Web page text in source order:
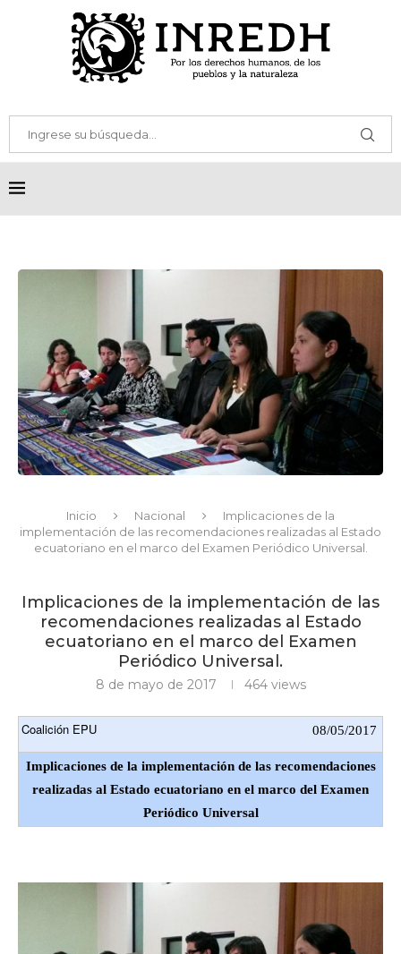
Inicio Nacional
Implicaciones de la
implementación de las recomendaciones realizadas al Estado
ecuatoriano en el marco del Examen Periódico Universal.
Implicaciones de la implementación de las
recomendaciones realizadas al Estado
ecuatoriano en el marco del Examen
Periódico Universal.
8 de mayo de 2017 464views
Coalición EPU 08/05/2017
Implicaciones de la implementación de las recomendaciones
realizadas al Estado ecuatoriano en el marco del Examen
Periódico Universal